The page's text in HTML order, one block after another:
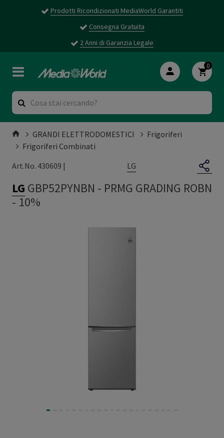
Prodotti Ricondizionati MediaWorld Garantiti
Consegna Gratuita
2 Anni di Garanzia Legale
0
GRANDI ELETTRODOMESTICI
Frigoriferi
Frigoriferi Combinati
Art.No. 430609 |
LG
LG GBP52PYNBN - PRMG GRADING ROBN
- 10%